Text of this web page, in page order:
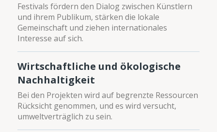
Festivals fördern den Dialog zwischen Künstlern
und ihrem Publikum, stärken die lokale
Gemeinschaft und ziehen internationales
Interesse auf sich.
Wirtschaftliche und ökologische
Nachhaltigkeit
Bei den Projekten wird auf begrenzte Ressourcen
Rücksicht genommen, und es wird versucht,
umweltverträglich zu sein.